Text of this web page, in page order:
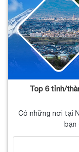
Top 6 tỉnh/
Có những nơi tại